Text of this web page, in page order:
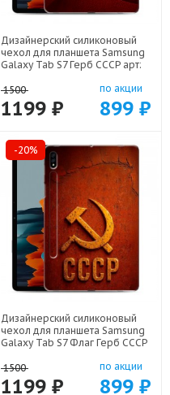
Дизайнерский силиконовый
чехол для планшета Samsung
Galaxy Tab S7 Герб СССР арт:
1500
1199 ₽
по акции
899 ₽
-20%
Дизайнерский силиконовый
чехол для планшета Samsung
Galaxy Tab S7 Флаг Герб СССР
1500
1199 ₽
по акции
899 ₽